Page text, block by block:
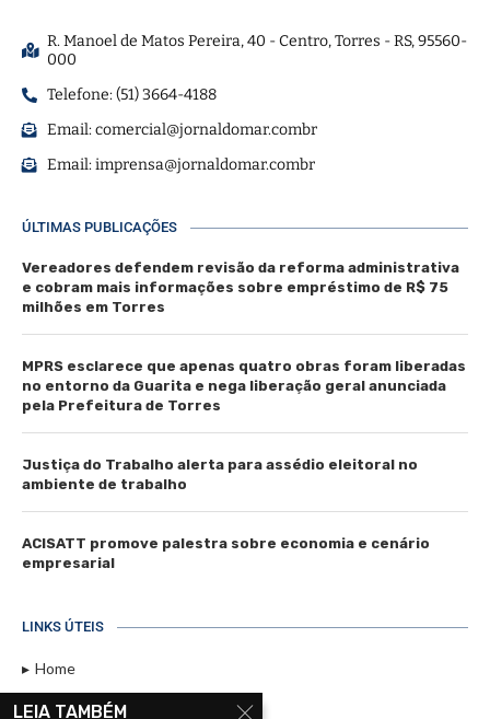
R. Manoel de Matos Pereira, 40 - Centro, Torres - RS, 95560-
000
Telefone: (51) 3664-4188
Email:comercial@jornaldomar.combr
Email:imprensa@jornaldomar.combr
ÚLTIMAS PUBLICAÇÕES
Vereadores defendem revisão da reforma administrativa
e cobram mais informações sobre empréstimo de R$ 75
milhões em Torres
MPRS esclarece que apenas quatro obras foram liberadas
no entorno da Guarita e nega liberação geral anunciada
pela Prefeitura de Torres
Justiça do Trabalho alerta para assédio eleitoral no
ambiente de trabalho
ACISATT promove palestra sobre economia e cenário
empresarial
LINKS ÚTEIS
Home
Assinar
LEIA TAMBÉM